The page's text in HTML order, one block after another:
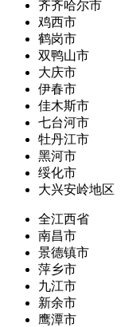
齐齐哈尔市
鸡西市
鹤岗市
双鸭山市
大庆市
伊春市
佳木斯市
七台河市
牡丹江市
黑河市
绥化市
大兴安岭地区
全江西省
南昌市
景德镇市
萍乡市
九江市
新余市
鹰潭市